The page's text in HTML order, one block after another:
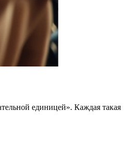
единицей». Каждая такая